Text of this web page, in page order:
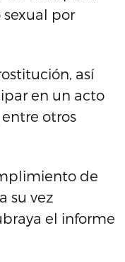
por
así
en un acto
otros
de
su vez
el informe